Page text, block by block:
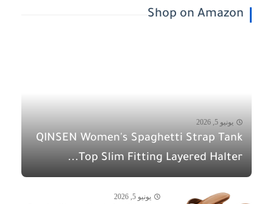
Shop on Amazon
يونيو 5, 2026
QINSEN Women's Spaghetti Strap Tank
Top Slim Fitting Layered Halter...
يونيو 5, 2026